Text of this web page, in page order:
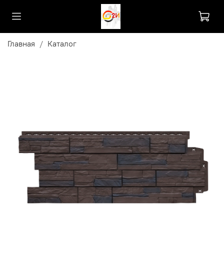
Главная Каталог